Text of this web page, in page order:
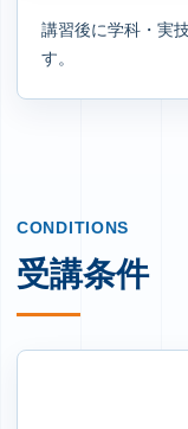
講習後に学科・実
す。
CONDITIONS
受講条件